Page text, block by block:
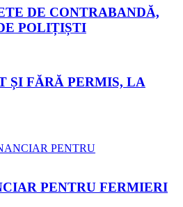
DE CONTRABANDĂ,
POLIȚIȘTI
ȘI FĂRĂ PERMIS, LA
PENTRU FERMIERI